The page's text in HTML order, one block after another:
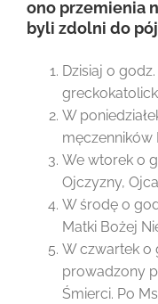
ono przemienia
byli zdolni do
Dzisiaj o
W
męczenników
We wtorek o
Ojczyzny,
W środę o
Matki Bożej
W czwartek o
prowadzony
Śmierci. Po